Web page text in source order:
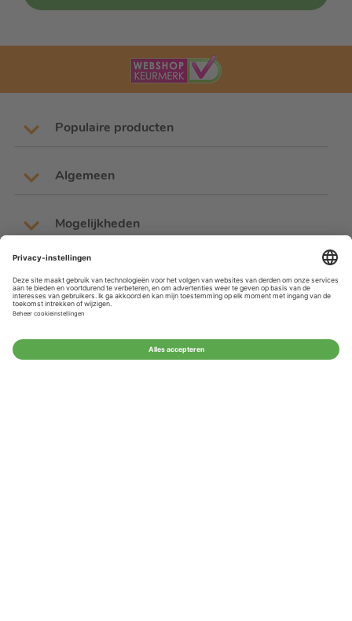
Populaire producten
Algemeen
Mogelijkheden
Beoordelingen